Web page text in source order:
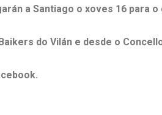
a Santiago o xoves 16 para
do Vilán e desde o